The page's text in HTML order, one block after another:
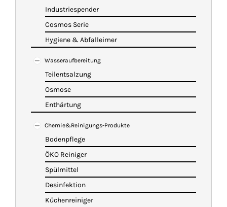
Industriespender
Cosmos Serie
Hygiene & Abfalleimer
Wasseraufbereitung
Teilentsalzung
Osmose
Enthärtung
Chemie&Reinigungs-Produkte
Bodenpflege
ÖKO Reiniger
Spülmittel
Desinfektion
Küchenreiniger